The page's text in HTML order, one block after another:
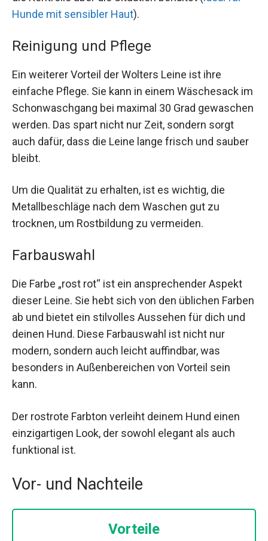
Hunde mit sensibler Haut).
Reinigung und Pflege
Ein weiterer Vorteil der Wolters Leine ist ihre
einfache Pflege. Sie kann in einem Wäschesack im
Schonwaschgang bei maximal 30 Grad gewaschen
werden. Das spart nicht nur Zeit, sondern sorgt
auch dafür, dass die Leine lange frisch und sauber
bleibt.
Um die Qualität zu erhalten, ist es wichtig, die
Metallbeschläge nach dem Waschen gut zu
trocknen, um Rostbildung zu vermeiden.
Farbauswahl
Die Farbe „rost rot“ ist ein ansprechender Aspekt
dieser Leine. Sie hebt sich von den üblichen Farben
ab und bietet ein stilvolles Aussehen für dich und
deinen Hund. Diese Farbauswahl ist nicht nur
modern, sondern auch leicht auffindbar, was
besonders in Außenbereichen von Vorteil sein
kann.
Der rostrote Farbton verleiht deinem Hund einen
einzigartigen Look, der sowohl elegant als auch
funktional ist.
Vor- und Nachteile
Vorteile